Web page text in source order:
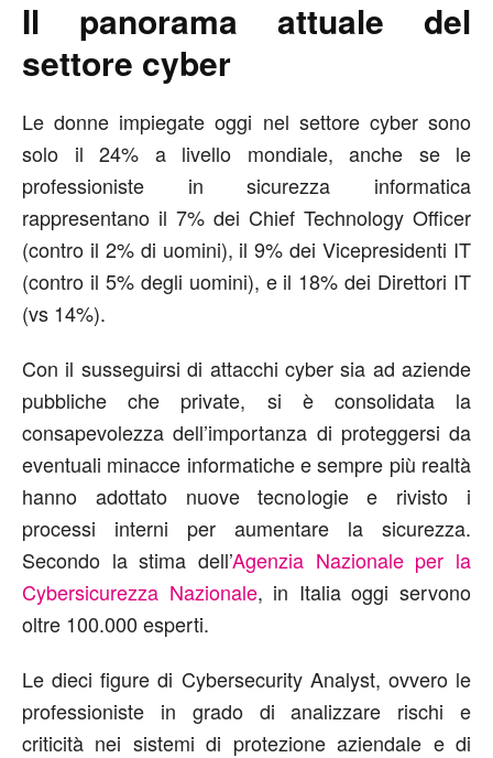
Il panorama attuale del
settore cyber
Le donne impiegate oggi nel settore cyber sono
solo il 24% a livello mondiale, anche se le
professioniste in sicurezza informatica
rappresentano il 7% dei Chief Technology Officer
(contro il 2% di uomini), il 9% dei Vicepresidenti IT
(contro il 5% degli uomini), e il 18% dei Direttori IT
(vs 14%).
Con il susseguirsi di attacchi cyber sia ad aziende
pubbliche che private, si è consolidata la
consapevolezza dell’importanza di proteggersi da
eventuali minacce informatiche e sempre più realtà
hanno adottato nuove tecnologie e rivisto i
processi interni per aumentare la sicurezza.
Secondo la stima dell’Agenzia Nazionale per la
Cybersicurezza Nazionale, in Italia oggi servono
oltre 100.000 esperti.
Le dieci figure di Cybersecurity Analyst, ovvero le
professioniste in grado di analizzare rischi e
criticità nei sistemi di protezione aziendale e di